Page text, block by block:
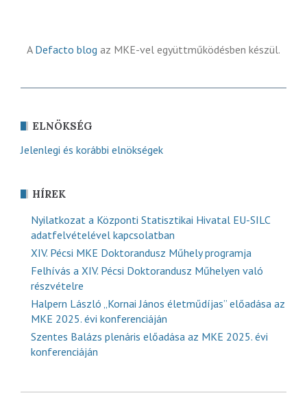
A Defacto blog az MKE-vel együttműködésben készül.
ELNÖKSÉG
Jelenlegi és korábbi elnökségek
HÍREK
Nyilatkozat a Központi Statisztikai Hivatal EU-SILC
adatfelvételével kapcsolatban
XIV. Pécsi MKE Doktorandusz Műhely programja
Felhívás a XIV. Pécsi Doktorandusz Műhelyen való
részvételre
Halpern László „Kornai János életműdíjas” előadása az
MKE 2025. évi konferenciáján
Szentes Balázs plenáris előadása az MKE 2025. évi
konferenciáján